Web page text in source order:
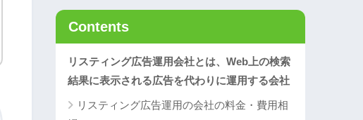
Contents
リスティング広告運用会社とは、Web上の検索
結果に表示される広告を代わりに運用する会社
リスティング広告運用の会社の料金・費用相